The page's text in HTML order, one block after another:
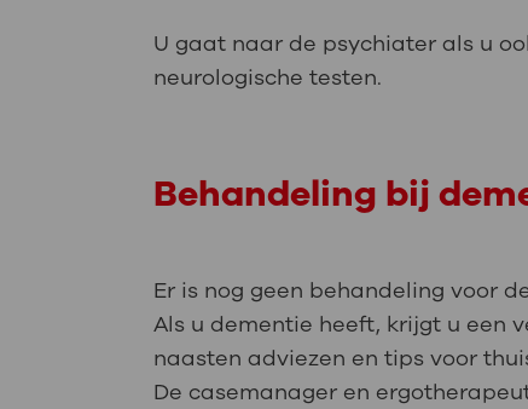
U gaat naar de psychiater als u
neurologische testen.
Behandeling bij
Er is nog geen behandeling voor
Als u dementie heeft, krijgt u een
naasten adviezen en tips voor
De casemanager en